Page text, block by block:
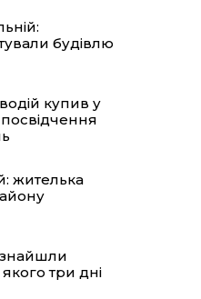
будівлю
купив у
жителька
три дні